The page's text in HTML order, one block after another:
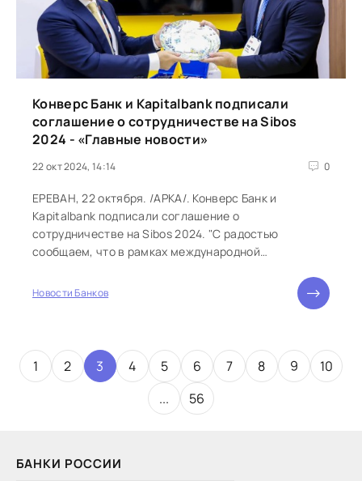
БАНКИ РОССИИ
Конверс Банк и Kapitalbank подписали
соглашение о сотрудничестве на Sibos
2024 - «Главные новости»
22 окт 2024, 14:14 0
ЕРЕВАН, 22 октября. /АРКА/. Конверс Банк и
Kapitalbank подписали соглашение о
сотрудничестве на Sibos 2024. "С радостью
сообщаем, что в рамках международной
«Конверс...
Новости Банков
1 2 3 4 5 6 7 8 9
10
...
56